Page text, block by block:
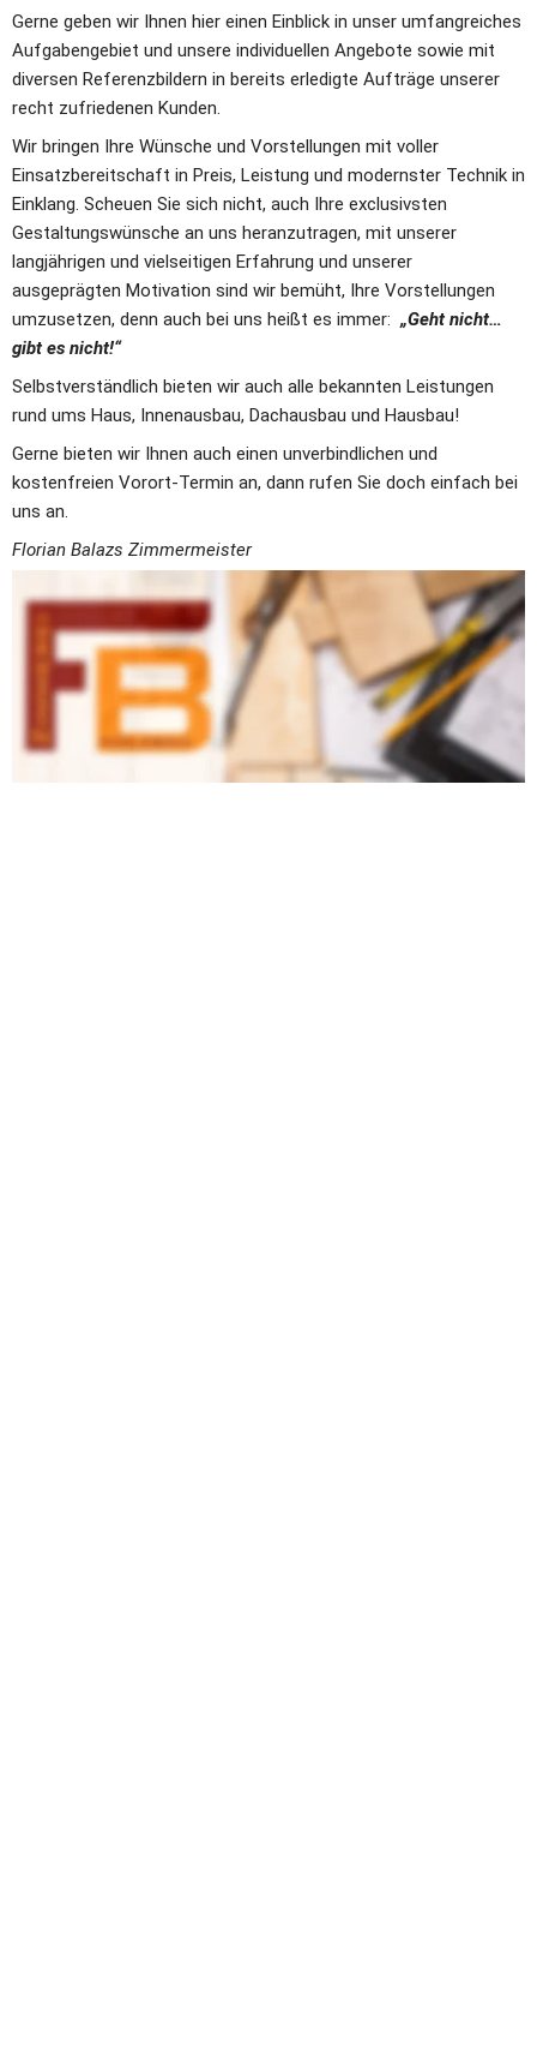
Gerne geben wir Ihnen hier einen Einblick in unser umfangreiches
Aufgabengebiet und unsere individuellen Angebote sowie mit
diversen Referenzbildern in bereits erledigte Aufträge unserer
recht zufriedenen Kunden.
Wir bringen Ihre Wünsche und Vorstellungen mit voller
Einsatzbereitschaft in Preis, Leistung und modernster Technik in
Einklang. Scheuen Sie sich nicht, auch Ihre exclusivsten
Gestaltungswünsche an uns heranzutragen, mit unserer
langjährigen und vielseitigen Erfahrung und unserer
ausgeprägten Motivation sind wir bemüht, Ihre Vorstellungen
umzusetzen, denn auch bei uns heißt es immer: „Geht nicht…
gibt es nicht!“
Selbstverständlich bieten wir auch alle bekannten Leistungen
rund ums Haus, Innenausbau, Dachausbau und Hausbau!
Gerne bieten wir Ihnen auch einen unverbindlichen und
kostenfreien Vorort-Termin an, dann rufen Sie doch einfach bei
uns an.
Florian Balazs Zimmermeister